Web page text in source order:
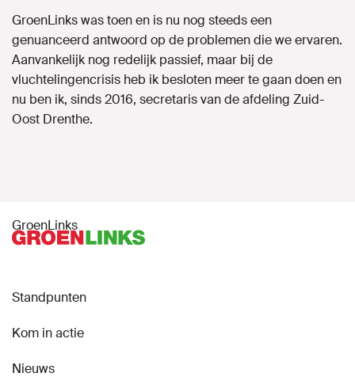
GroenLinks was toen en is nu nog steeds een
genuanceerd antwoord op de problemen die we ervaren.
Aanvankelijk nog redelijk passief, maar bij de
vluchtelingencrisis heb ik besloten meer te gaan doen en
nu ben ik, sinds 2016, secretaris van de afdeling Zuid-
Oost Drenthe.
GroenLinks
Standpunten
Kom in actie
Nieuws